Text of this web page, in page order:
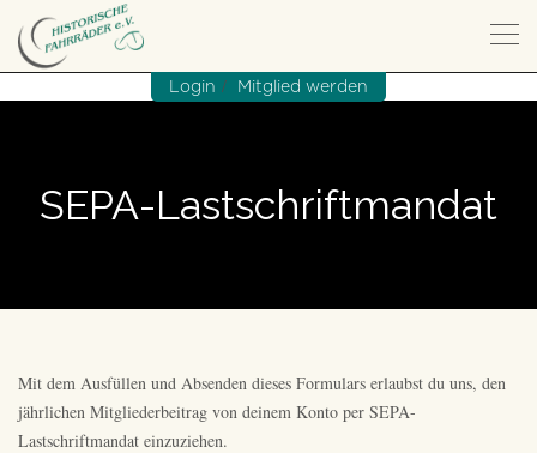
Login / Mitglied werden
SEPA-Lastschriftmandat
Mit dem Ausfüllen und Absenden dieses Formulars erlaubst du uns, den
jährlichen Mitgliederbeitrag von deinem Konto per SEPA-
Lastschriftmandat einzuziehen.